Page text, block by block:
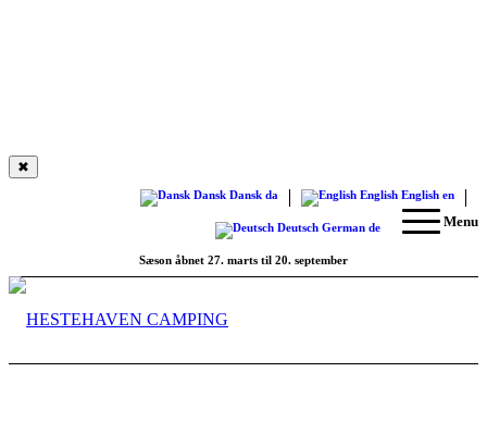
✖
Dansk Dansk da English English en
Deutsch German de
Sæson åbnet 27. marts til 20. september
Menu